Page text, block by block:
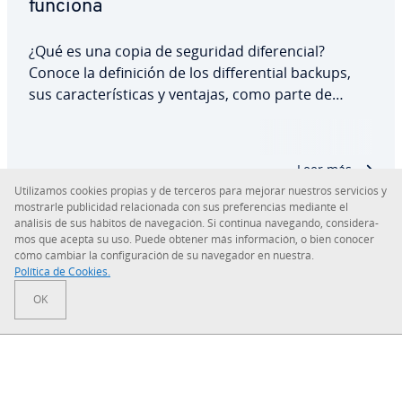
funciona
¿Qué es una copia de seguridad di­fe­re­n­cial?
Conoce la de­fi­ni­ción de los di­f­fe­re­n­tial backups,
sus ca­ra­c­te­rí­s­ti­cas y ventajas, como parte de
Leer más
Sobre IONOS
Sala de prensa
Uti­li­za­mos cookies propias y de terceros para mejorar nuestros servicios y
mostrarle pu­bli­ci­dad re­la­cio­na­da con sus pre­fe­re­n­cias mediante el
análisis de sus hábitos de na­ve­ga­ción. Si continua navegando, co­n­si­de­ra­
mos que acepta su uso. Puede obtener más in­fo­r­ma­ción, o bien conocer
cómo cambiar la co­n­fi­gu­ra­ción de su navegador en nuestra.
Política de Cookies.
OK